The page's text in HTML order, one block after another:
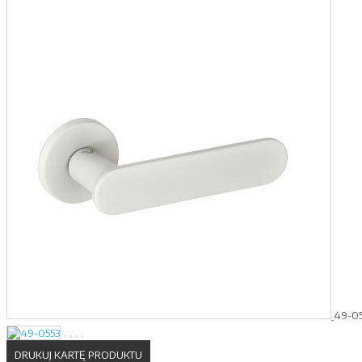
49-
DRUKUJ KARTĘ PRODUKTU